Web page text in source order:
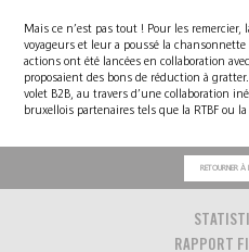
Mais ce n’est pas tout ! Pour les remercier,
voyageurs et leur a poussé la
actions ont été lancées en collaboration
proposaient des bons de réduction à
volet B2B, au travers d’une collaboration
bruxellois partenaires tels que la RTBF ou la
RETOURNER À
RAPPORT